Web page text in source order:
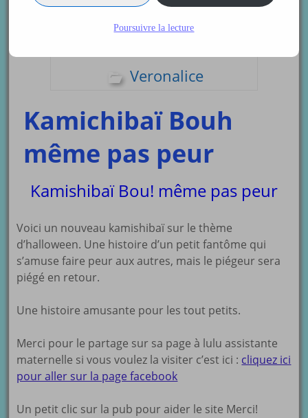
Veronalice
Kamichibaï Bouh
même pas peur
Kamishibaï Bou! même pas peur
Voici un nouveau kamishibaï sur le thème
d’halloween. Une histoire d’un petit fantôme qui
s’amuse faire peur aux autres, mais le piégeur sera
piégé en retour.
Une histoire amusante pour les tout petits.
Merci pour le partage sur sa page à lulu assistante
maternelle si vous voulez la visiter c’est ici : cliquez ici
pour aller sur la page facebook
Un petit clic sur la pub pour aider le site Merci!
Poursuivre la lecture